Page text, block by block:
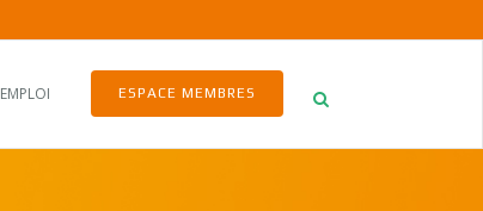
ESPACE MEMBRES
EMPLOI